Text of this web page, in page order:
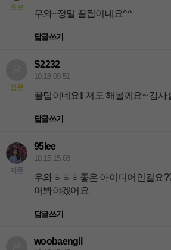
초보
우와~정밀 꿀팁이네요^^
답글쓰기
입문
S2232
10.18 09:51
꿀팁이네요!! 저도 해볼께요~ 감사
답글쓰기
지존
95lee
10.15 15:08
우와ㅎㅎㅎ좋은 아이디어인걸요
어봐야겠어요
답글쓰기
woobaengii